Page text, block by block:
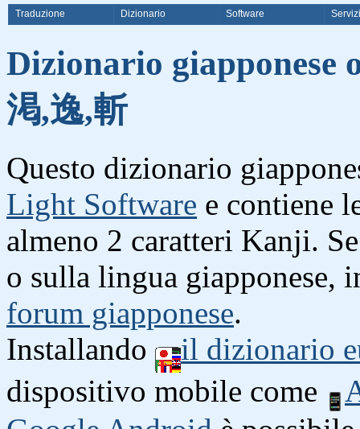
Traduzione Dizionario Software Servizi
Dizionario
渇,逸,斬
Questo dizionario
Light Software e contiene
almeno 2 caratteri Kanji.
o sulla lingua giapponese,
forum giapponese.
Installando
il dizionario
dispositivo mobile come